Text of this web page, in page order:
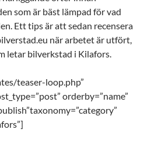
som är bäst lämpad för vad
Ett tips är att sedan recensera
när arbetet är utfört,
letar bilverkstad i Kilafors.
teaser-loop.php”
orderby=”name”